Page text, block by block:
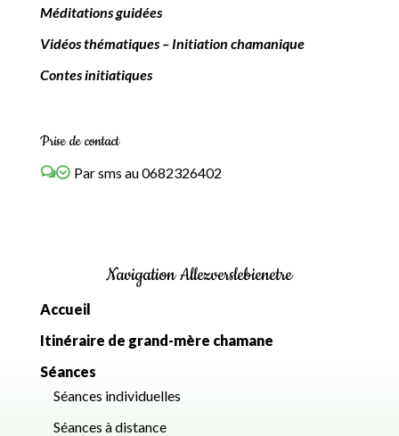
Méditations guidées
Vidéos thématiques – Initiation chamanique
Contes initiatiques
Prise de contact
Par sms au 0682326402
Navigation Allezverslebienetre
Accueil
Itinéraire de grand-mère chamane
Séances
Séances individuelles
Séances à distance